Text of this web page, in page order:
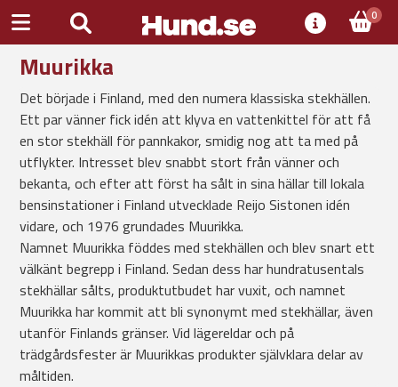
0
Muurikka
Det började i Finland, med den numera klassiska stekhällen.
Ett par vänner fick idén att klyva en vattenkittel för att få
en stor stekhäll för pannkakor, smidig nog att ta med på
utflykter. Intresset blev snabbt stort från vänner och
bekanta, och efter att först ha sålt in sina hällar till lokala
bensinstationer i Finland utvecklade Reijo Sistonen idén
vidare, och 1976 grundades Muurikka.
Namnet Muurikka föddes med stekhällen och blev snart ett
välkänt begrepp i Finland. Sedan dess har hundratusentals
stekhällar sålts, produktutbudet har vuxit, och namnet
Muurikka har kommit att bli synonymt med stekhällar, även
utanför Finlands gränser. Vid lägereldar och på
trädgårdsfester är Muurikkas produkter självklara delar av
måltiden.